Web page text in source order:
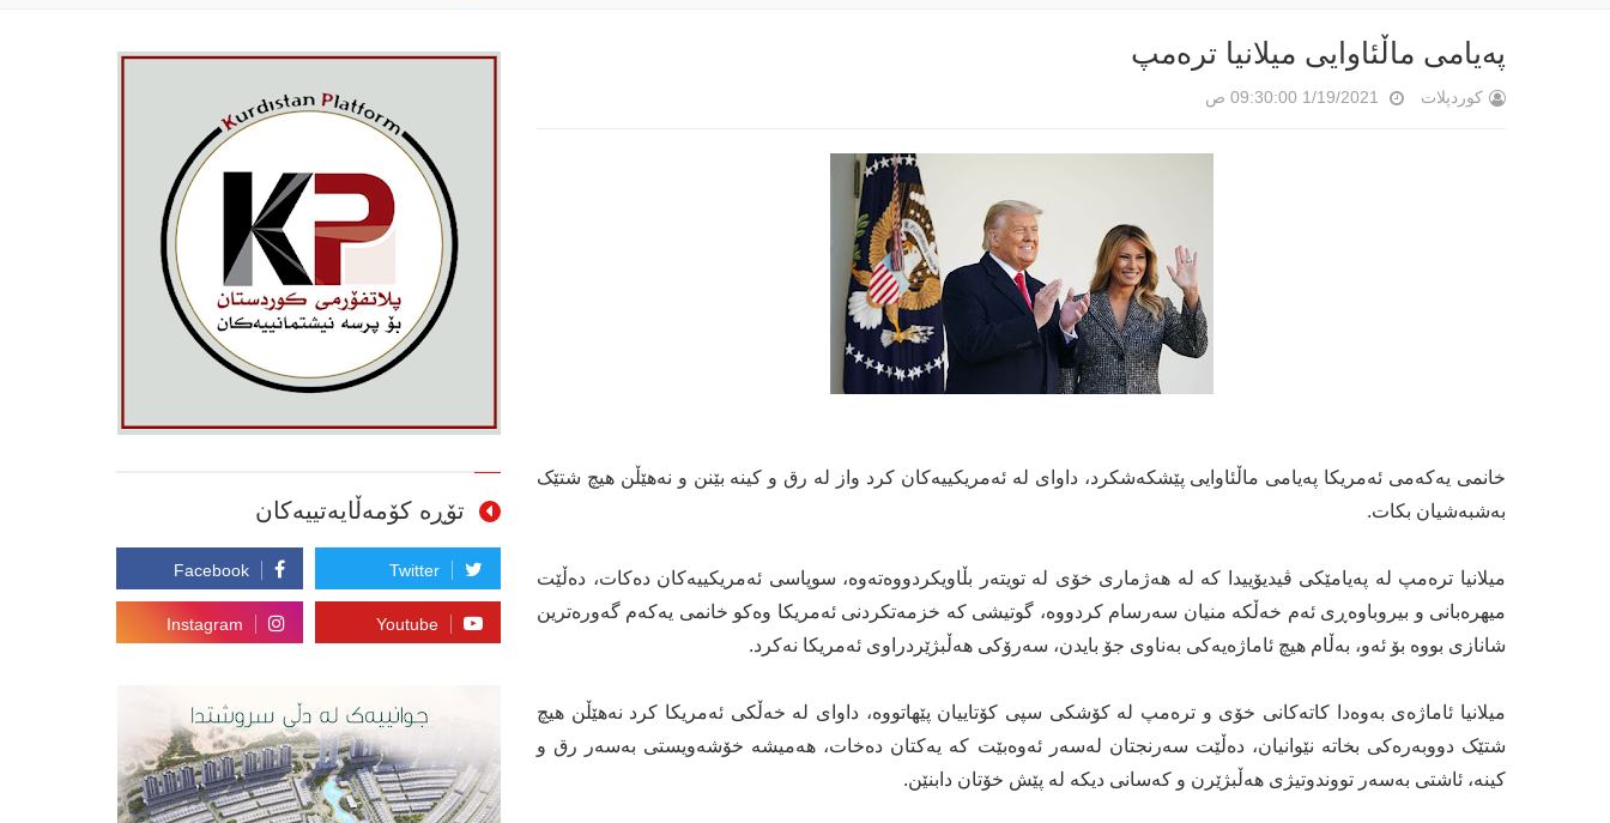
پەیامی ماڵئاوایی میلانیا ترەمپ
کوردپلات 1/19/2021 09:30:00 ص
خانمی یەکەمی ئەمریکا پەیامی ماڵئاوایی پێشکەشکرد، داوای لە ئەمریکییەکان کرد واز لە رق و کینە بێنن و نەهێڵن هیچ شتێک
بەشبەشیان بکات.
میلانیا ترەمپ لە پەیامێکی ڤیدیۆییدا کە لە هەژماری خۆی لە تویتەر بڵاویکردووەتەوە، سوپاسی ئەمریکییەکان دەکات، دەڵێت
میهرەبانی و بیروباوەڕی ئەم خەڵکە منیان سەرسام کردووە، گوتیشی کە خزمەتکردنی ئەمریکا وەکو خانمی یەکەم گەورەترین
شانازی بووە بۆ ئەو، بەڵام هیچ ئاماژەیەکی بەناوی جۆ بایدن، سەرۆکی هەڵبژێردراوی ئەمریکا نەکرد.
میلانیا ئاماژەی بەوەدا کاتەکانی خۆی و ترەمپ لە کۆشكی سپی کۆتاییان پێهاتووە، داوای لە خەڵکی ئەمریکا کرد نەهێڵن هیچ
شتێک دووبەرەکی بخاتە نێوانیان، دەڵێت سەرنجتان لەسەر ئەوەبێت کە یەکتان دەخات، هەمیشە خۆشەویستی بەسەر رق و
کینە، ئاشتی بەسەر تووندوتیژی هەڵبژێرن و کەسانی دیکە لە پێش خۆتان دابنێن.
تۆڕە کۆمەڵایەتییەکان